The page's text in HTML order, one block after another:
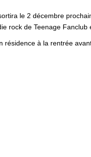
le 2 décembre
rock de Teenage
à la rentrée